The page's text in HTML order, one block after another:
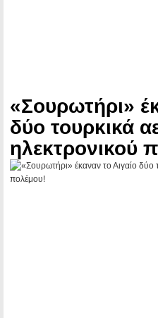
«Σουρωτήρι»
δύο τουρκικά
ηλεκτρονικού